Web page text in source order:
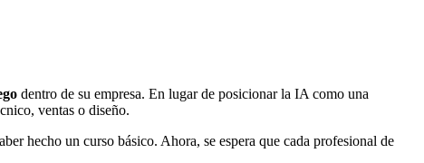
dentro de su empresa. En lugar de posicionar la IA como una
ventas o diseño.
hecho un curso básico. Ahora, se espera que cada profesional de